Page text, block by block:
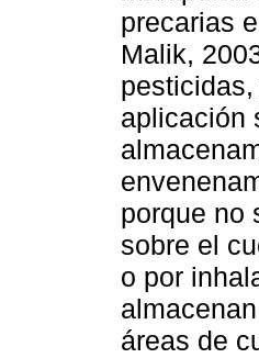
precarias
Malik,
aplicación
porque no
sobre el
o por
áreas de